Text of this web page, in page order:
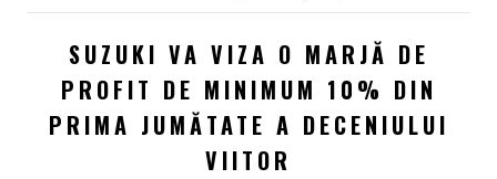
SUZUKI VA VIZA O MARJĂ DE
PROFIT DE MINIMUM 10% DIN
PRIMA JUMĂTATE A DECENIULUI
VIITOR